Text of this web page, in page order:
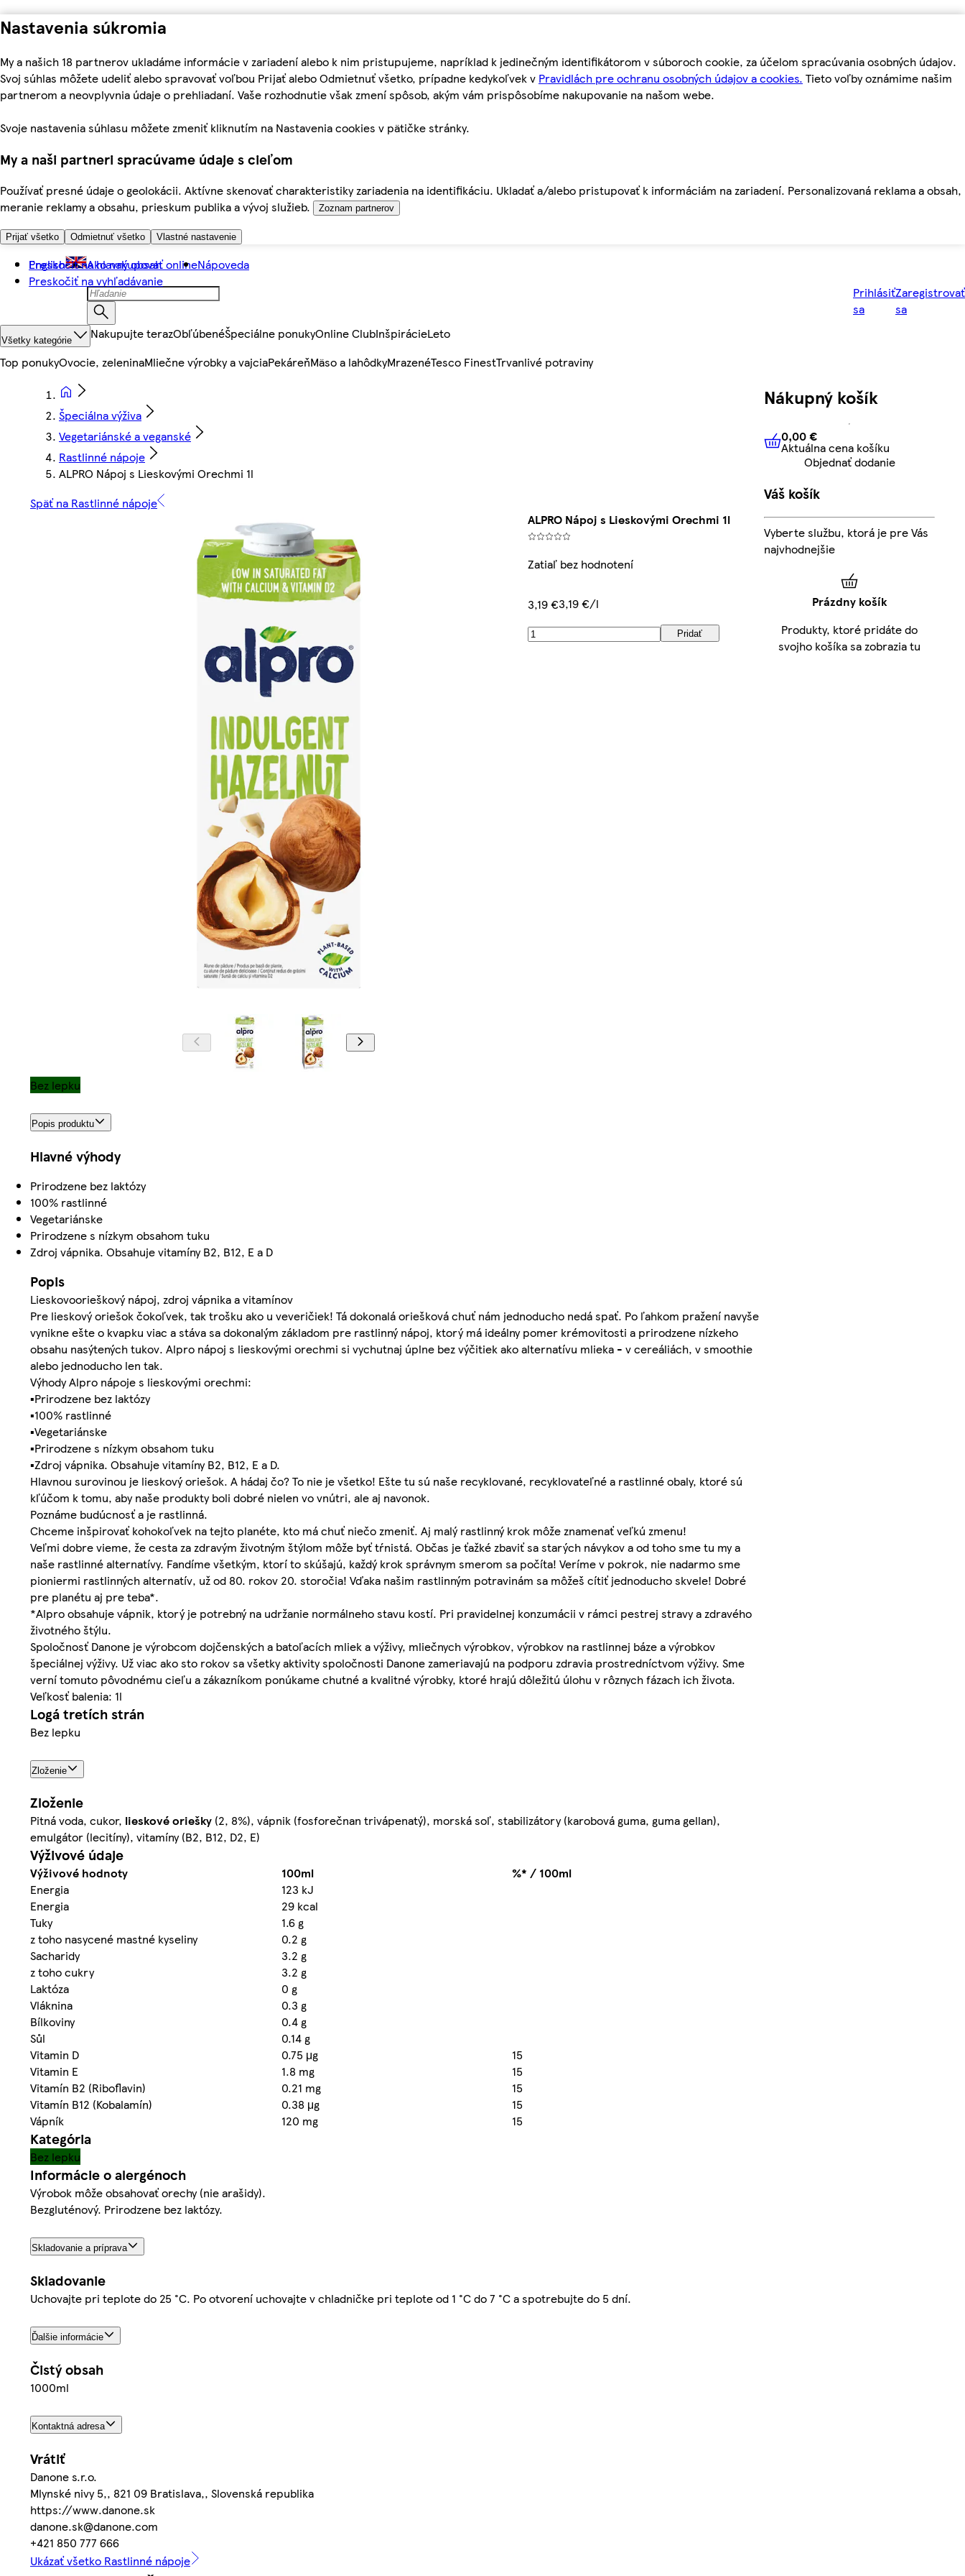
Nastavenia súkromia
My a našich 18 partnerov ukladáme informácie v zariadení alebo k nim pristupujeme, napríklad k jedinečným identifikátorom v súboroch cookie, za účelom spracúvania osobných údajov.
Svoj súhlas môžete udeliť alebo spravovať voľbou Prijať alebo Odmietnuť všetko, prípadne kedykoľvek v Pravidlách pre ochranu osobných údajov a cookies. Tieto voľby oznámime našim
partnerom a neovplyvnia údaje o prehliadaní. Vaše rozhodnutie však zmení spôsob, akým vám prispôsobíme nakupovanie na našom webe.
Svoje nastavenia súhlasu môžete zmeniť kliknutím na Nastavenia cookies v pätičke stránky.
My a naši partneri spracúvame údaje s cieľom
Používať presné údaje o geolokácii. Aktívne skenovať charakteristiky zariadenia na identifikáciu. Ukladať a/alebo pristupovať k informáciám na zariadení. Personalizovaná reklama a obsah,
meranie reklamy a obsahu, prieskum publika a vývoj služieb.
Zoznam partnerov
Prijať všetko Odmietnuť všetko Vlastné nastavenie
Preskočiť na hlavný obsah
Preskočiť na vyhľadávanie
English Ako nakupovať onlineNápoveda
Prihlásiť
sa
Zaregistrovať
sa
Všetky kategórie Nakupujte terazObľúbenéŠpeciálne ponukyOnline ClubInšpirácieLeto
Top ponukyOvocie, zeleninaMliečne výrobky a vajciaPekáreňMäso a lahôdkyMrazenéTesco FinestTrvanlivé potraviny
Špeciálna výživa
Vegetariánské a veganské
Rastlinné nápoje
ALPRO Nápoj s Lieskovými Orechmi 1l
Späť na Rastlinné nápoje
ALPRO Nápoj s Lieskovými Orechmi 1l
Zatiaľ bez hodnotení
3,19 €3,19 €/l
Pridať
Bez lepku
Popis produktu
Hlavné výhody
Prirodzene bez laktózy
100% rastlinné
Vegetariánske
Prirodzene s nízkym obsahom tuku
Zdroj vápnika. Obsahuje vitamíny B2, B12, E a D
Popis
Lieskovoorieškový nápoj, zdroj vápnika a vitamínov
Pre lieskový oriešok čokoľvek, tak trošku ako u veveričiek! Tá dokonalá oriešková chuť nám jednoducho nedá spať. Po ľahkom pražení navyše
vynikne ešte o kvapku viac a stáva sa dokonalým základom pre rastlinný nápoj, ktorý má ideálny pomer krémovitosti a prirodzene nízkeho
obsahu nasýtených tukov. Alpro nápoj s lieskovými orechmi si vychutnaj úplne bez výčitiek ako alternatívu mlieka - v cereáliách, v smoothie
alebo jednoducho len tak.
Výhody Alpro nápoje s lieskovými orechmi:
▪Prirodzene bez laktózy
▪100% rastlinné
▪Vegetariánske
▪Prirodzene s nízkym obsahom tuku
▪Zdroj vápnika. Obsahuje vitamíny B2, B12, E a D.
Hlavnou surovinou je lieskový oriešok. A hádaj čo? To nie je všetko! Ešte tu sú naše recyklované, recyklovateľné a rastlinné obaly, ktoré sú
kľúčom k tomu, aby naše produkty boli dobré nielen vo vnútri, ale aj navonok.
Poznáme budúcnosť a je rastlinná.
Chceme inšpirovať kohokoľvek na tejto planéte, kto má chuť niečo zmeniť. Aj malý rastlinný krok môže znamenať veľkú zmenu!
Veľmi dobre vieme, že cesta za zdravým životným štýlom môže byť tŕnistá. Občas je ťažké zbaviť sa starých návykov a od toho sme tu my a
naše rastlinné alternatívy. Fandíme všetkým, ktorí to skúšajú, každý krok správnym smerom sa počíta! Veríme v pokrok, nie nadarmo sme
pioniermi rastlinných alternatív, už od 80. rokov 20. storočia! Vďaka našim rastlinným potravinám sa môžeš cítiť jednoducho skvele! Dobré
pre planétu aj pre teba*.
*Alpro obsahuje vápnik, ktorý je potrebný na udržanie normálneho stavu kostí. Pri pravidelnej konzumácii v rámci pestrej stravy a zdravého
životného štýlu.
Spoločnosť Danone je výrobcom dojčenských a batoľacích mliek a výživy, mliečnych výrobkov, výrobkov na rastlinnej báze a výrobkov
špeciálnej výživy. Už viac ako sto rokov sa všetky aktivity spoločnosti Danone zameriavajú na podporu zdravia prostredníctvom výživy. Sme
verní tomuto pôvodnému cieľu a zákazníkom ponúkame chutné a kvalitné výrobky, ktoré hrajú dôležitú úlohu v rôznych fázach ich života.
Veľkosť balenia: 1l
Logá tretích strán
Bez lepku
Zloženie
Zloženie
Pitná voda, cukor, lieskové oriešky (2, 8%), vápnik (fosforečnan trivápenatý), morská soľ, stabilizátory (karobová guma, guma gellan),
emulgátor (lecitíny), vitamíny (B2, B12, D2, E)
Výživové údaje
Výživové hodnoty 100ml
%* / 100ml
Energia
123 kJ
Energia
29 kcal
Tuky
1.6 g
z toho nasycené mastné kyseliny
0.2 g
Sacharidy
3.2 g
z toho cukry
3.2 g
Laktóza
0 g
Vláknina
0.3 g
Bílkoviny
0.4 g
Sůl
0.14 g
Vitamin D
0.75 μg
15
Vitamin E
1.8 mg
15
Vitamín B2 (Riboflavin)
0.21 mg
15
Vitamín B12 (Kobalamín)
0.38 μg
15
Vápník
120 mg 15
Kategória
Bez lepku
Informácie o alergénoch
Výrobok môže obsahovať orechy (nie arašidy).
Bezgluténový. Prirodzene bez laktózy.
Skladovanie a príprava
Skladovanie
Uchovajte pri teplote do 25 °C. Po otvorení uchovajte v chladničke pri teplote od 1 °C do 7 °C a spotrebujte do 5 dní.
Ďalšie informácie
Čistý obsah
1000ml
Kontaktná adresa
Vrátiť
Danone s.r.o.
Mlynské nivy 5,, 821 09 Bratislava,, Slovenská republika
https://www.danone.sk
danone.sk@danone.com
+421 850 777 666
Ukázať všetko Rastlinné nápoje
Nákupný košík
0,00 € Aktuálna cena košíku
0,00 €
Aktuálna cena košíku
Objednať dodanie
Váš košík
Vyberte službu, ktorá je pre Vás
najvhodnejšie
Prázdny košík
Produkty, ktoré pridáte do
svojho košíka sa zobrazia tu